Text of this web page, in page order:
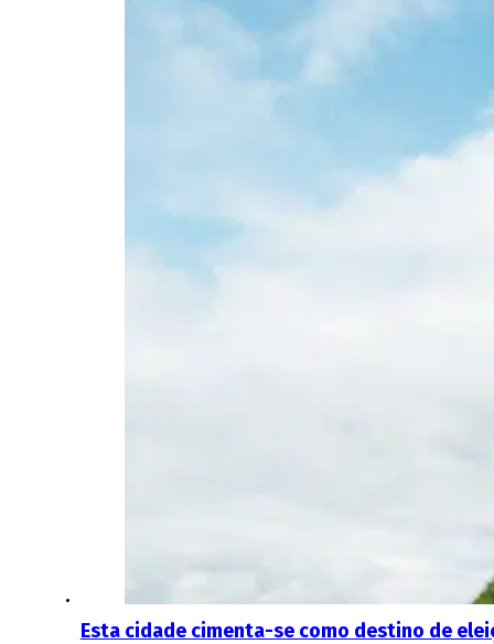
Esta cidade cimenta-se como destino de